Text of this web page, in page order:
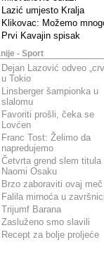
Lazić umjesto Kralja
Klikovac: Možemo
Prvi Kavajin spisak
- Sport
Dejan Lazović odveo
u Tokio
Linsberger šampionka u
slalomu
Favoriti prošli, čeka se
Lovćen
Franc Tost: Želimo da
napredujemo
Četvrta grend slem titula
Naomi Osaku
Brzo zaboraviti ovaj meč
Falila mirnoća u završnici
Trijumf Barana
Zasluženo smo slavili
Recept za bolje proljeće